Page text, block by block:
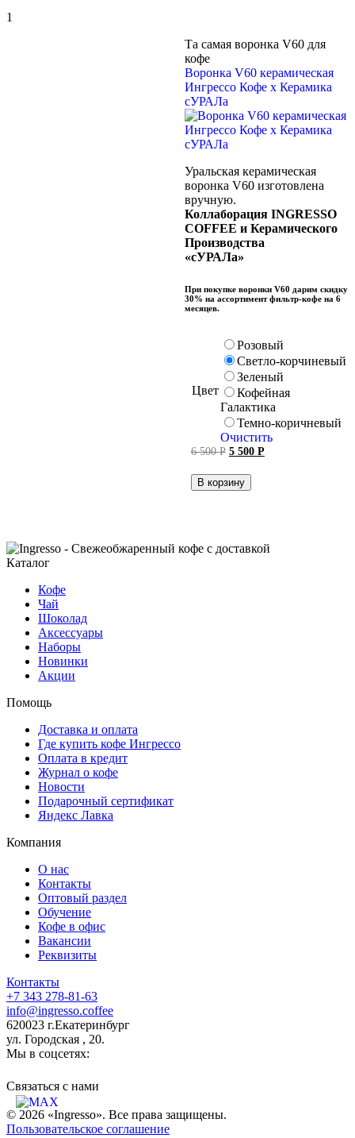
1
Та самая воронка V60 для
кофе
Воронка V60 керамическая
Ингрессо Кофе х Керамика
сУРАЛа
Уральская керамическая
воронка V60 изготовлена
вручную.
Коллаборация INGRESSO
COFFEE и Керамического
Производства
«сУРАЛа»
При покупке воронки V60 дарим скидку
30% на ассортимент фильтр-кофе на 6
месяцев.
Цвет
Розовый
Светло-корчиневый
Зеленый
Кофейная
Галактика
Темно-коричневый
Очистить
6 500Р Первоначальная
составляла
6 500 руб..
5 500 РТекущая
В корзину
Каталог
Кофе
Чай
Шоколад
Аксессуары
Наборы
Новинки
Акции
Помощь
Доставка и оплата
Где купить кофе Ингрессо
Оплата в кредит
Журнал о кофе
Новости
Подарочный сертификат
Яндекс Лавка
Компания
О нас
Контакты
Оптовый раздел
Обучение
Кофе в офис
Вакансии
Реквизиты
Контакты
+7 343 278-81-63
info@ingresso.coffee
620023 г.Екатеринбург
ул. Городская , 20.
Мы в соцсетях:
Связаться c нами
© 2026 «Ingresso». Все права защищены.
Пользовательское соглашение